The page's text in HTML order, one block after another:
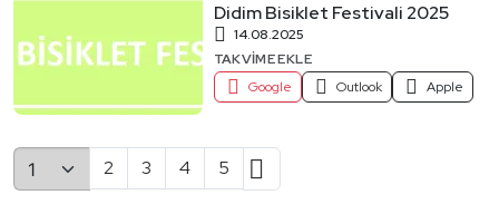
Didim Bisiklet Festivali 2025
14.08.2025
TAKVIME EKLE
Google
Outlook Apple
2 3 4 5